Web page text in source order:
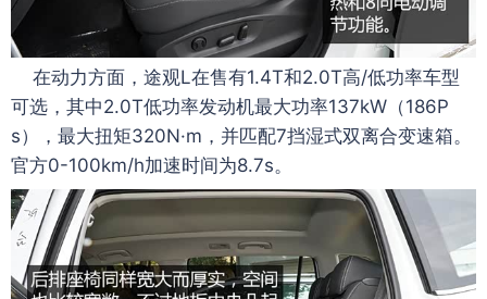
在动力方面，途观L在售有1.4T和2.0T高/低功率车型
可选，其中2.0T低功率发动机最大功率137kW（186P
s），最大扭矩320N·m，并匹配7挡湿式双离合变速箱。
官方0-100km/h加速时间为8.7s。